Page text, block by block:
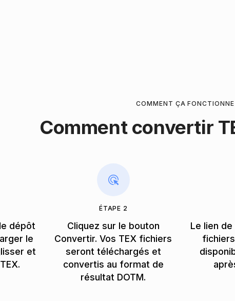
COMMENT ÇA FONCTIONNE
Comment convertir
dépôt
le
et
ÉTAPE 2
Cliquez sur le bouton
Convertir. Vos TEX fichiers
seront téléchargés et
convertis au format de
résultat DOTM.
Le lien